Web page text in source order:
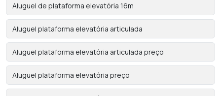
Aluguel de plataforma elevatória 16m
Aluguel plataforma elevatória articulada
Aluguel plataforma elevatória articulada preço
Aluguel plataforma elevatória preço